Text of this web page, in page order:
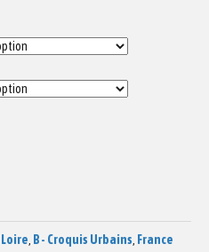
B - Croquis Urbains France